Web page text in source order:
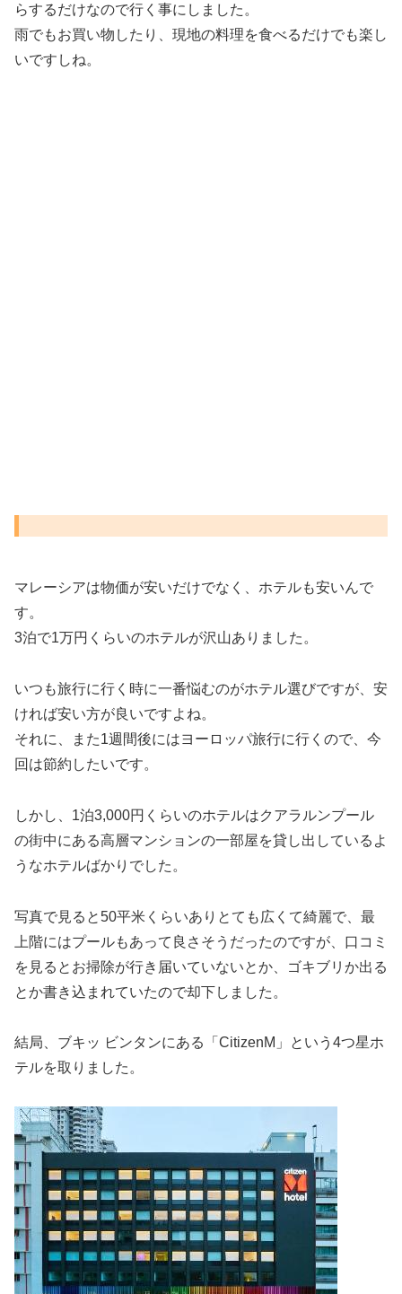
らするだけなので行く事にしました。
雨でもお買い物したり、現地の料理を食べるだけでも楽し
いですしね。
マレーシアは物価が安いだけでなく、ホテルも安いんで
す。
3泊で1万円くらいのホテルが沢山ありました。
いつも旅行に行く時に一番悩むのがホテル選びですが、安
ければ安い方が良いですよね。
それに、また1週間後にはヨーロッパ旅行に行くので、今
回は節約したいです。
しかし、1泊3,000円くらいのホテルはクアラルンプール
の街中にある高層マンションの一部屋を貸し出しているよ
うなホテルばかりでした。
写真で見ると50平米くらいありとても広くて綺麗で、最
上階にはプールもあって良さそうだったのですが、口コミ
を見るとお掃除が行き届いていないとか、ゴキブリか出る
とか書き込まれていたので却下しました。
結局、ブキッ ビンタンにある「CitizenM」という4つ星ホ
テルを取りました。